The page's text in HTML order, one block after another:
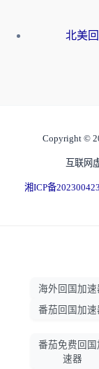
Copyright ©
互联网
湘ICP备
海外回国加速
番茄回国加速
番茄免费回国
速器